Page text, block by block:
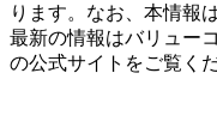
ります。なお、本情報
最新の情報はバリュー
の公式サイトをご覧くだ